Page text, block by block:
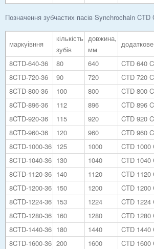
Позначення зубчастих пасів Synchrochain
маркуівння
кількість
зубів
довжина,
мм
8CTD-640-36
80 640
CTD 640
8CTD-720-36
90 720
CTD 720
8CTD-800-36
100 800
CTD 800
8CTD-896-36
112 896
CTD 896
8CTD-920-36
115 920
CTD 920
8CTD-960-36
120 960
CTD 960
8CTD-1000-36 125 1000
CTD 1000
8CTD-1040-36 130 1040
CTD 1040
8CTD-1120-36 140 1120
CTD 1120
8CTD-1200-36 150 1200
CTD 1200
8CTD-1224-36 153 1224
CTD 1224
8CTD-1280-36 160 1280
CTD 1280
8CTD-1440-36 180 1440
CTD 1440
8CTD-1600-36 200 1600
CTD 1600